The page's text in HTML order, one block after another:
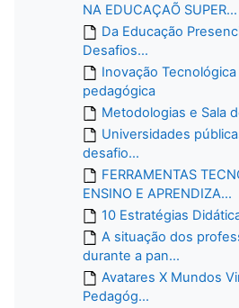
NA EDUCAÇAÕ SUPER...
Da Educação
Desafios...
Inovação
pedagógica
Metodologias e Sala
Universidades
desafio...
FERRAMENTAS
ENSINO E APRENDIZA...
10 Estratégias
A situação dos
durante a pan...
Avatares X Mundos
Pedagóg...